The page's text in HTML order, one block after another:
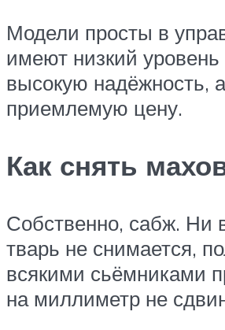
Модели просты в
имеют низкий
высокую надёжность,
приемлемую цену.
Как снять
Собственно, сабж. Ни
тварь не снимается,
всякими сьёмниками
на миллиметр не